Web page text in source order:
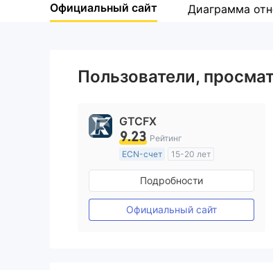
8
9
Официальный сайт Диаграмма
Пользователи,
GTCFX
9.23 Рейтинг
ECN-счет
15-20 лет
Регулирование в Соединенное Королевство
Маркет-Мейкинг (MM)
Основной стандарт MT4
Подробности
Официальный сайт